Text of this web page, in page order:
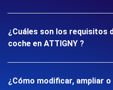
¿Cuáles son los requisitos
coche en ATTIGNY ?
¿Cómo modificar, ampliar